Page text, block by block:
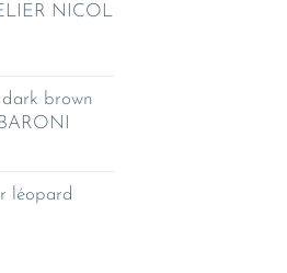
NICOL
brown
léopard